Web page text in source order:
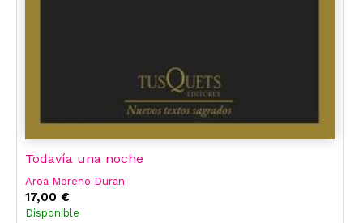
Todavía una noche
Aroa Moreno Duran
17,00 €
Disponible